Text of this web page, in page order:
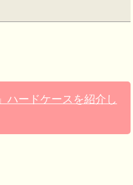
ハードケースを紹介し